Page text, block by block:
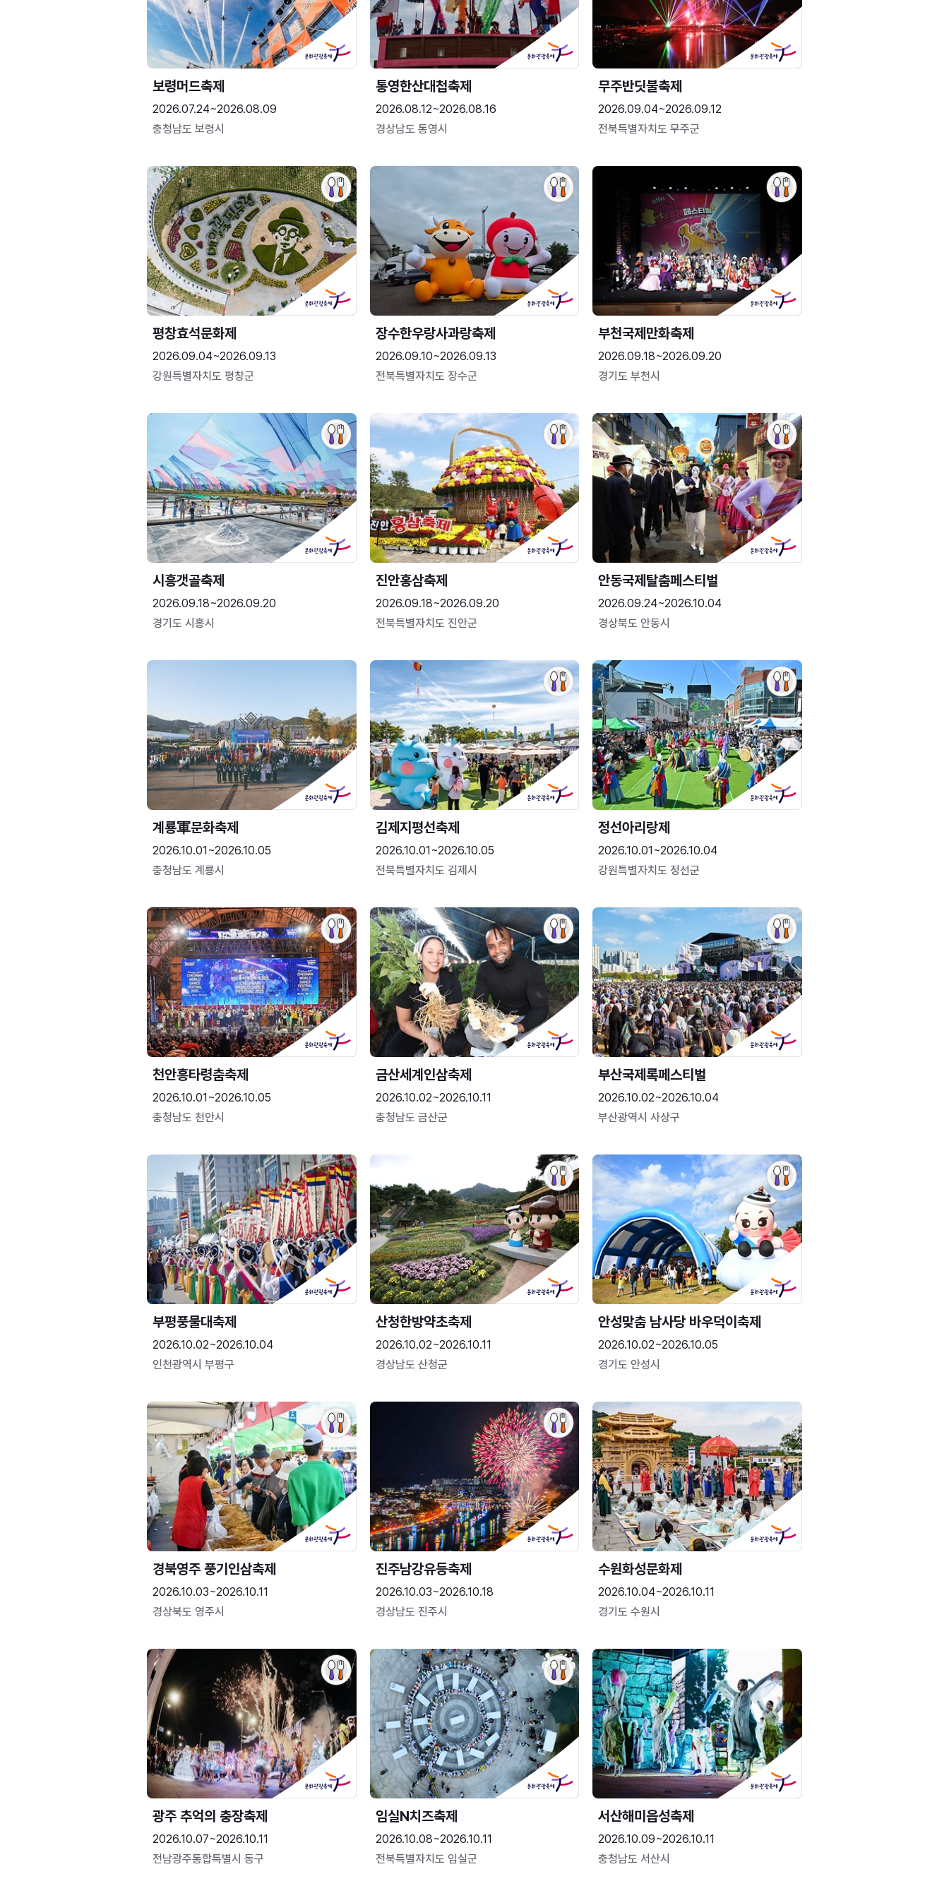
보령머드축제
2026.07.24~2026.08.09
충청남도 보령시
통영한산대첩축제
2026.08.12~2026.08.16
경상남도 통영시
무주반딧불축제
2026.09.04~2026.09.12
전북특별자치도 무주군
평창효석문화제
2026.09.04~2026.09.13
강원특별자치도 평창군
장수한우랑사과랑축제
2026.09.10~2026.09.13
전북특별자치도 장수군
부천국제만화축제
2026.09.18~2026.09.20
경기도 부천시
시흥갯골축제
2026.09.18~2026.09.20
경기도 시흥시
진안홍삼축제
2026.09.18~2026.09.20
전북특별자치도 진안군
안동국제탈춤페스티벌
2026.09.24~2026.10.04
경상북도 안동시
2026.10.01~2026.10.05
충청남도 계룡시
김제지평선축제
2026.10.01~2026.10.05
전북특별자치도 김제시
정선아리랑제
2026.10.01~2026.10.04
강원특별자치도 정선군
천안흥타령춤축제
2026.10.01~2026.10.05
충청남도 천안시
금산세계인삼축제
2026.10.02~2026.10.11
충청남도 금산군
부산국제록페스티벌
2026.10.02~2026.10.04
부산광역시 사상구
부평풍물대축제
2026.10.02~2026.10.04
인천광역시 부평구
산청한방약초축제
2026.10.02~2026.10.11
경상남도 산청군
안성맞춤 남사당 바우덕이축제
2026.10.02~2026.10.05
경기도 안성시
경북영주 풍기인삼축제
2026.10.03~2026.10.11
경상북도 영주시
진주남강유등축제
2026.10.03~2026.10.18
경상남도 진주시
수원화성문화제
2026.10.04~2026.10.11
경기도 수원시
광주 추억의 충장축제
2026.10.07~2026.10.11
전남광주통합특별시 동구
임실N치즈축제
2026.10.08~2026.10.11
전북특별자치도 임실군
서산해미읍성축제
2026.10.09~2026.10.11
충청남도 서산시